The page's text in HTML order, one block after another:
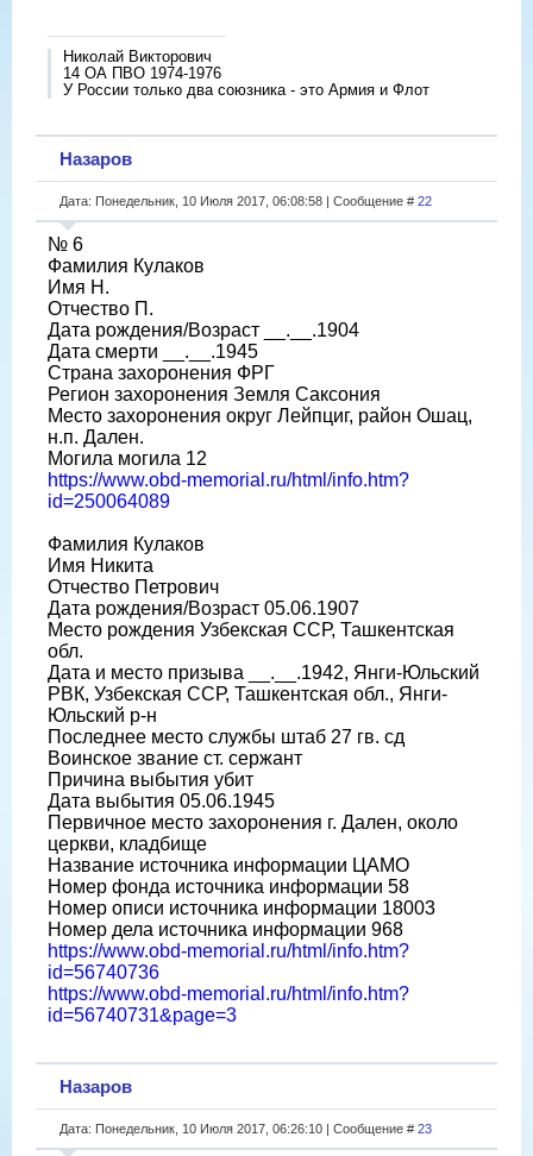
Николай Викторович
14 ОА ПВО 1974-1976
У России только два союзника - это Армия и Флот
Назаров
Дата: Понедельник, 10 Июля 2017, 06:08:58 | Сообщение # 22
№ 6
Фамилия Кулаков
Имя Н.
Отчество П.
Дата рождения/Возраст __.__.1904
Дата смерти __.__.1945
Страна захоронения ФРГ
Регион захоронения Земля Саксония
Место захоронения округ Лейпциг, район Ошац,
н.п. Дален.
Могила могила 12
https://www.obd-memorial.ru/html/info.htm?
id=250064089
Фамилия Кулаков
Имя Никита
Отчество Петрович
Дата рождения/Возраст 05.06.1907
Место рождения Узбекская ССР, Ташкентская
обл.
Дата и место призыва __.__.1942, Янги-Юльский
РВК, Узбекская ССР, Ташкентская обл., Янги-
Юльский р-н
Последнее место службы штаб 27 гв. сд
Воинское звание ст. сержант
Причина выбытия убит
Дата выбытия 05.06.1945
Первичное место захоронения г. Дален, около
церкви, кладбище
Название источника информации ЦАМО
Номер фонда источника информации 58
Номер описи источника информации 18003
Номер дела источника информации 968
https://www.obd-memorial.ru/html/info.htm?
id=56740736
https://www.obd-memorial.ru/html/info.htm?
id=56740731&page=3
Назаров
Дата: Понедельник, 10 Июля 2017, 06:26:10 | Сообщение # 23